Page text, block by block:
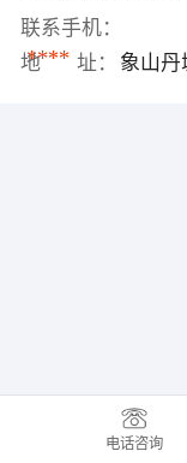
联系手机：
****
地 址： 象山丹
电话咨询